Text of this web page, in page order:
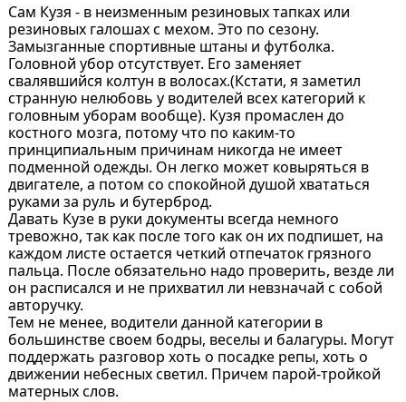
Сам Кузя - в неизменным резиновых тапках или
резиновых галошах с мехом. Это по сезону.
Замызганные спортивные штаны и футболка.
Головной убор отсутствует. Его заменяет
свалявшийся колтун в волосах.(Кстати, я заметил
странную нелюбовь у водителей всех категорий к
головным уборам вообще). Кузя промаслен до
костного мозга, потому что по каким-то
принципиальным причинам никогда не имеет
подменной одежды. Он легко может ковыряться в
двигателе, а потом со спокойной душой хвататься
руками за руль и бутерброд.
Давать Кузе в руки документы всегда немного
тревожно, так как после того как он их подпишет, на
каждом листе остается четкий отпечаток грязного
пальца. После обязательно надо проверить, везде ли
он расписался и не прихватил ли невзначай с собой
авторучку.
Тем не менее, водители данной категории в
большинстве своем бодры, веселы и балагуры. Могут
поддержать разговор хоть о посадке репы, хоть о
движении небесных светил. Причем парой-тройкой
матерных слов.